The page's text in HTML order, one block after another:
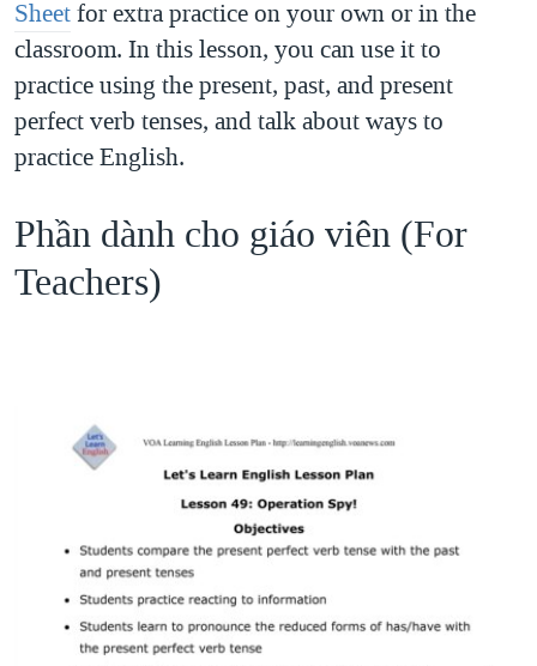
Sheetfor extra practice on your own or in the
classroom. In this lesson, you can use it to
practice using the present, past, and present
perfect verb tenses, and talk about ways to
practice English.
Phần dành cho giáo viên (For
Teachers)​